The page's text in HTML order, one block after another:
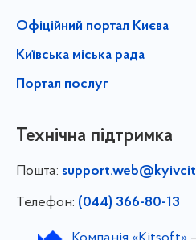
Офіційний портал Києва
Київська міська рада
Портал послуг
Технічна підтримка
Пошта:
Телефон: (044) 366-80-13